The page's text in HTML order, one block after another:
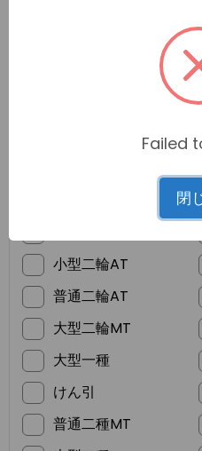
小型二輪AT
普通二輪AT
大型二輪MT
大型一種
けん引
普通二種MT
Failed
閉